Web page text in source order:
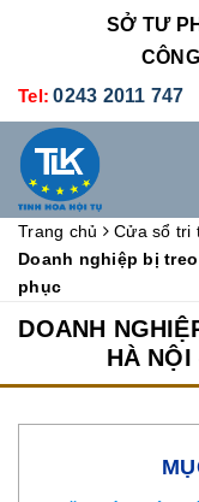
SỞ TƯ
Tel: 0243 2011 747
DỊCH VỤ KẾ TOÁN -
Trang chủ
Cửa sổ tri
Doanh nghiệp bị
phục
DOANH
HÀ NỘI